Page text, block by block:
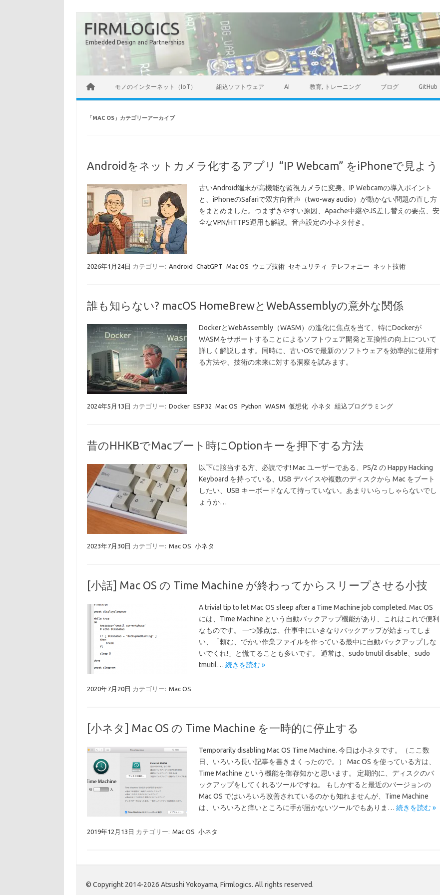
プ
FIRMLOGICS
Embedded Design and Partnerships
モノのインターネット（IoT） 組込ソフトウェア AI 教育, トレーニング ブログ GitHub
「MAC OS」カテゴリーアーカイブ
Androidをネットカメラ化するアプリ “IP Webcam” をiPhoneで見よう
古いAndroid端末が高機能な監視カメラに変身。IP Webcamの導入ポイント
と、iPhoneのSafariで双方向音声（two-way audio）が動かない問題の直し方
をまとめました。つまずきやすい原因、Apache中継やJS差し替えの要点、安
全なVPN/HTTPS運用も解説。音声設定の小ネタ付き。
2026年1月24日 カテゴリー: Android ChatGPT Mac OS ウェブ技術 セキュリティ テレフォニー ネット技術
誰も知らない? macOS HomeBrewとWebAssemblyの意外な関係
DockerとWebAssembly（WASM）の進化に焦点を当て、特にDockerが
WASMをサポートすることによるソフトウェア開発と互換性の向上について
詳しく解説します。同時に、古いOSで最新のソフトウェアを効率的に使用す
る方法や、技術の未来に対する洞察を試みます。
2024年5月13日 カテゴリー: Docker ESP32 Mac OS Python WASM 仮想化 小ネタ 組込プログラミング
昔のHHKBでMacブート時にOptionキーを押下する方法
以下に該当する方、必読です! Mac ユーザーである、PS/2 の Happy Hacking
Keyboard を持っている、USB デバイスや複数のディスクから Mac をブート
したい、USB キーボードなんて持っていない。あまりいらっしゃらないでし
ょうか…
2023年7月30日 カテゴリー: Mac OS 小ネタ
[小話] Mac OS の Time Machine が終わってからスリープさせる小技
A trivial tip to let Mac OS sleep after a Time Machine job completed. Mac OS
には、Time Machine という自動バックアップ機能があり、これはこれで便利
なものです。 一つ難点は、仕事中にいきなりバックアップが始まってしま
い、「頼む、でかい作業ファイルを作っている最中に自動バックアップしな
いでくれ!」と慌てることも多いです。 通常は、sudo tmutil disable、sudo
tmutil… 続きを読む »
2020年7月20日 カテゴリー: Mac OS
[小ネタ] Mac OS の Time Machine を一時的に停止する
Temporarily disabling Mac OS Time Machine. 今日は小ネタです。（ここ数
日、いろいろ長い記事を書きまくったので。） Mac OS を使っている方は、
Time Machine という機能を御存知かと思います。 定期的に、ディスクのバ
ックアップをしてくれるツールですね。 もしかすると最近のバージョンの
Mac OS ではいろいろ改善されているのかも知れませんが、Time Machine
は、いろいろと痒いところに手が届かないツールでもありま… 続きを読む »
2019年12月13日 カテゴリー: Mac OS 小ネタ
© Copyright 2014-2026 Atsushi Yokoyama, Firmlogics. All rights reserved.